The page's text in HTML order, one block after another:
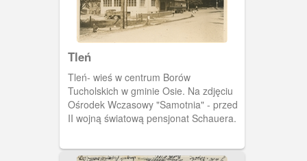
Tleń
Tleń- wieś w centrum Borów
Tucholskich w gminie Osie. Na zdjęciu
Ośrodek Wczasowy "Samotnia" - przed
II wojną światową pensjonat Schauera.